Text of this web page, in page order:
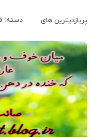
پربازدیترین های دسته: